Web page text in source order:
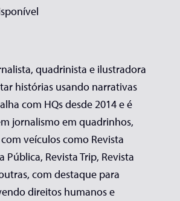
quadrinista e ilustradora
histórias usando narrativas
com HQs desde 2014 e é
jornalismo em quadrinhos,
veículos como Revista
Pública, Revista Trip, Revista
com destaque para
direitos humanos e